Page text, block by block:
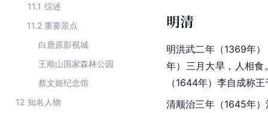
11.1 综述
11.2 重要景点
白鹿原影视城
王顺山国家森林公园
蔡文姬纪念馆
12 知名人物
明清
明洪武二年（1369年）
年）三月大旱，人相食
（1644年）李自成称王
清顺治三年（1645年）